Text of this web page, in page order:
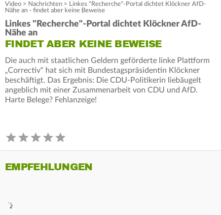
Video > Nachrichten > Linkes "Recherche"-Portal dichtet Klöckner AfD-
Nähe an - findet aber keine Beweise
Linkes "Recherche"-Portal dichtet Klöckner AfD-
Nähe an
FINDET ABER KEINE BEWEISE
Die auch mit staatlichen Geldern geförderte linke Plattform
„Correctiv“ hat sich mit Bundestagspräsidentin Klöckner
beschäftigt. Das Ergebnis: Die CDU-Politikerin liebäugelt
angeblich mit einer Zusammenarbeit von CDU und AfD.
Harte Belege? Fehlanzeige!
EMPFEHLUNGEN